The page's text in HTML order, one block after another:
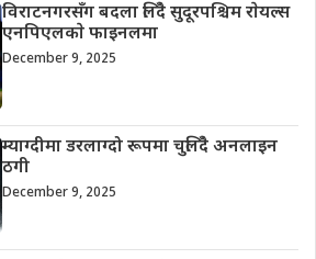
विराटनगरसँग बदला लिँदै सुदूरपश्चिम राेयल्स
एनपिएलकाे फाइनलमा
December 9, 2025
म्याग्दीमा डरलाग्दो रूपमा चुलिँदै अनलाइन
ठगी
December 9, 2025